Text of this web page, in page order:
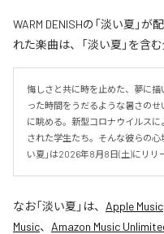
WARM DENISHの「淡い夏」
れた楽曲は、「淡い夏」を含
悔しさと共に時を止めた、夢に
った時間をうだるような暑さの
に眺める。新型コロナウイルス
された学生たち。そんな彼らの
い夏」は2026年8月8日(土)にリリ
なお「淡い夏 」は、 Apple Music
Music、 Amazon Music